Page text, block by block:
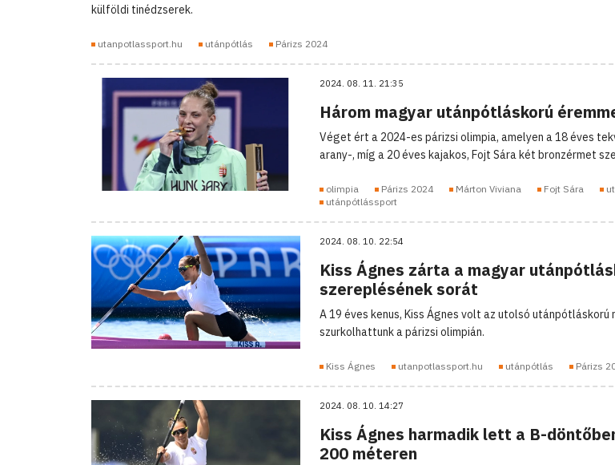
külföldi tinédzserek.
utanpotlassport.hu utánpótlás Párizs 2024
2024. 08. 11. 21:35
Három magyar utánpótláskorú
Véget ért a 2024-es párizsi olimpia, amelyen a 18 éves
arany-, míg a 20 éves kajakos, Fojt Sára két bronzérmet
olimpia Párizs 2024 Márton Viviana Fojt Sára
utánpótlássport
2024. 08. 10. 22:54
Kiss Ágnes zárta a magyar
szereplésének sorát
A 19 éves kenus, Kiss Ágnes volt az utolsó
szurkolhattunk a párizsi olimpián.
Kiss Ágnes utanpotlassport.hu utánpótlás Párizs
2024. 08. 10. 14:27
Kiss Ágnes harmadik lett a B-
200 méteren